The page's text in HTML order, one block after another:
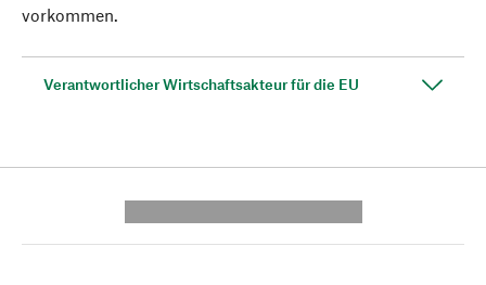
vorkommen.
Verantwortlicher Wirtschaftsakteur für die EU